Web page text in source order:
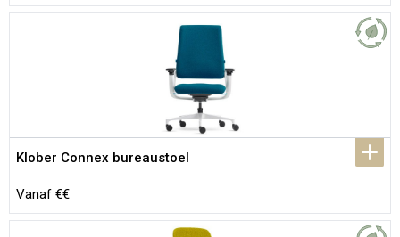
Klober Connex bureaustoel
Vanaf €€